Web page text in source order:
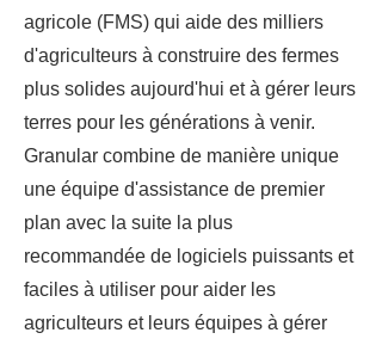
agricole (FMS) qui aide des milliers
d'agriculteurs à construire des fermes
plus solides aujourd'hui et à gérer leurs
terres pour les générations à venir.
Granular combine de manière unique
une équipe d'assistance de premier
plan avec la suite la plus
recommandée de logiciels puissants et
faciles à utiliser pour aider les
agriculteurs et leurs équipes à gérer